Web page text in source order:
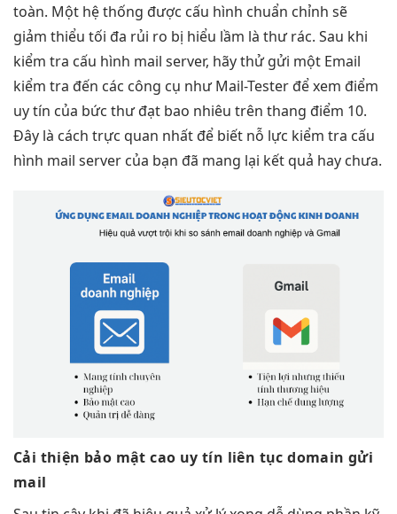
toàn. Một hệ thống được cấu hình chuẩn chỉnh sẽ
giảm thiểu tối đa rủi ro bị hiểu lầm là thư rác. Sau khi
kiểm tra cấu hình mail server, hãy thử gửi một Email
kiểm tra đến các công cụ như Mail-Tester để xem điểm
uy tín của bức thư đạt bao nhiêu trên thang điểm 10.
Đây là cách trực quan nhất để biết nỗ lực kiểm tra cấu
hình mail server của bạn đã mang lại kết quả hay chưa.
Cải thiện bảo mật cao uy tín liên tục domain gửi
mail